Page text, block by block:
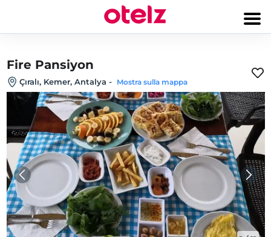
Fire Pansiyon
Çıralı, Kemer, Antalya - Mostra sulla mappa